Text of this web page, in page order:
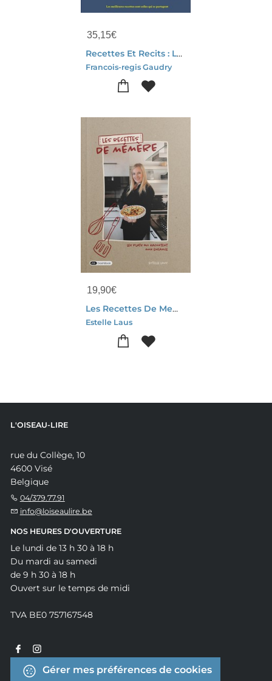
35,15€
Recettes Et Recits : Les Meilleures Recettes Sont Celles Qui Se Partagent
Francois-regis Gaudry
19,90€
Les Recettes De Memere : Les Plats Qui Racontent Mon Enfance
Estelle Laus
L'OISEAU-LIRE
rue du Collège, 10
4600 Visé
Belgique
04/379.77.91
info@loiseaulire.be
NOS HEURES D'OUVERTURE
Le lundi de 13 h 30 à 18 h
Du mardi au samedi
de 9 h 30 à 18 h
Ouvert sur le temps de midi
TVA BE0 757167548
Gérer mes préférences de cookies